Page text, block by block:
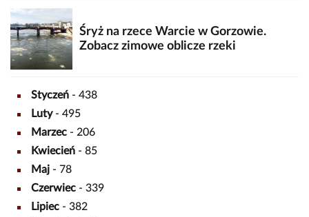
Śryż na rzece Warcie w Gorzowie.
Zobacz zimowe oblicze rzeki
Styczeń - 438
Luty- 495
Marzec - 206
Kwiecień - 85
Maj - 78
Czerwiec - 339
Lipiec - 382